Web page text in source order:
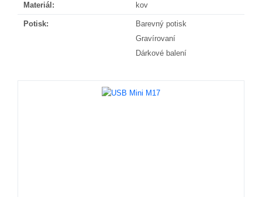
Materiál: kov
Potisk:
Barevný potisk
Gravírovaní
Dárkové balení